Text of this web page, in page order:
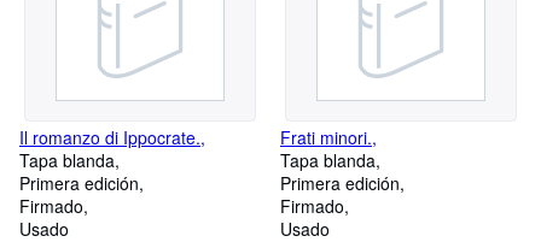
Il romanzo di Ippocrate.,
Tapa blanda
Primera edición
Firmado
Usado
Frati minori.,
Tapa blanda
Primera edición
Firmado
Usado